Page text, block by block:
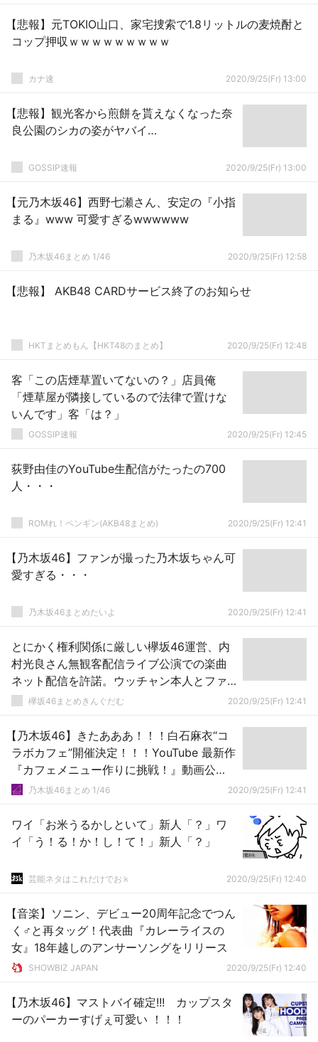
【悲報】元TOKIO山口、家宅捜索で1.8リットルの麦焼酎と
コップ押収ｗｗｗｗｗｗｗｗｗ
カナ速 2020/9/25(Fr) 13:00
【悲報】観光客から煎餅を貰えなくなった奈
良公園のシカの姿がヤバイ…
GOSSIP速報 2020/9/25(Fr) 13:00
【元乃木坂46】西野七瀬さん、安定の『小指
まる』www 可愛すぎるwwwwww
乃木坂46まとめ 1/46 2020/9/25(Fr) 12:58
【悲報】 AKB48 CARDサービス終了のお知らせ
HKTまとめもん【HKT48のまとめ】 2020/9/25(Fr) 12:48
客「この店煙草置いてないの？」店員俺
「煙草屋が隣接しているので法律で置けな
いんです」客「は？」
GOSSIP速報 2020/9/25(Fr) 12:45
荻野由佳のYouTube生配信がたったの700
人・・・
ROMれ！ペンギン(AKB48まとめ) 2020/9/25(Fr) 12:41
【乃木坂46】ファンが撮った乃木坂ちゃん可
愛すぎる・・・
乃木坂46まとめたいよ 2020/9/25(Fr) 12:41
とにかく権利関係に厳しい欅坂46運営、内
村光良さん無観客配信ライブ公演での楽曲
ネット配信を許諾。ウッチャン本人とファ
ンから感謝される【内村文化祭’20 配信】
欅坂46まとめきんぐだむ 2020/9/25(Fr) 12:41
【乃木坂46】きたあああ！！！白石麻衣“コ
ラボカフェ”開催決定！！！YouTube 最新作
『カフェメニュー作りに挑戦！』動画公
開！！！！！！
乃木坂46まとめ 1/46 2020/9/25(Fr) 12:41
ワイ「お米うるかしといて」新人「？」ワ
イ「う！る！か！し！て！」新人「？」
芸能ネタはこれだけでおｋ 2020/9/25(Fr) 12:40
【音楽】ソニン、デビュー20周年記念でつん
く♂と再タッグ！代表曲『カレーライスの
女』18年越しのアンサーソングをリリース
SHOWBIZ JAPAN 2020/9/25(Fr) 12:40
【乃木坂46】マストバイ確定!!! カップスタ
ーのパーカーすげぇ可愛い ！！！